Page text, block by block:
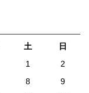
土
日
1
2
8
9